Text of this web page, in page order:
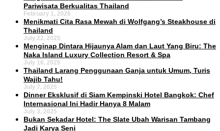
Pariwisata Berkualitas Thailand
February 1, 2026
Menikmati Cita Rasa Mewah di Wolfgang’s Steakhouse di
Thailand
July 22, 2025
Menginap Dintara Hijaunya Alam dan Laut Yang Biru: The
Naka Island Luxury Collection Resort & Spa
July 16, 2025
Thailand Larang Penggunaan Ganja untuk Umum, Turis
Wajib Tahu!
July 7, 2025
Dinner Eksklusif di Siam Kempinski Hotel Bangkok: Chef
Internasional Ini Hadir Hanya 8 Malam
July 3, 2025
Bukan Sekadar Hotel: The Slate Ubah Warisan Tambang
Jadi Karya Seni